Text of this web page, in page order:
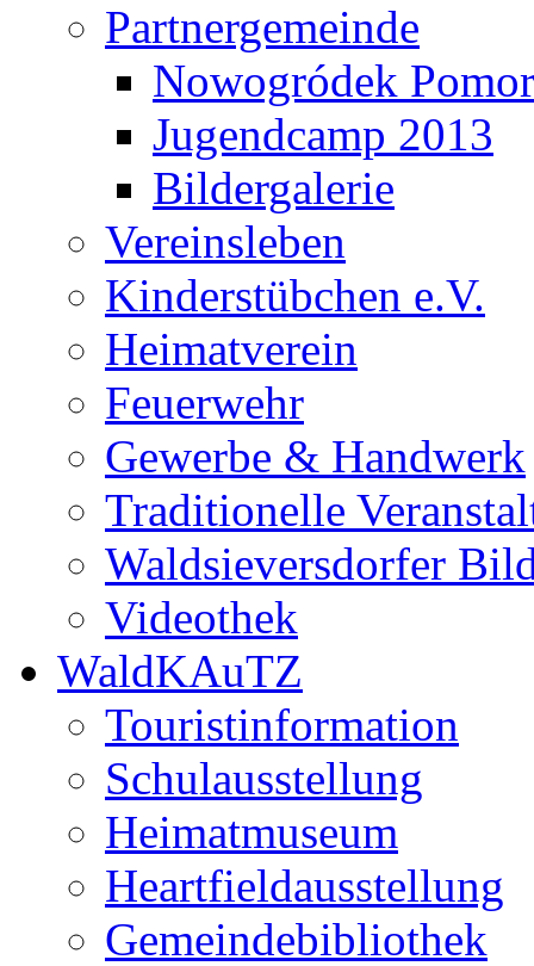
Partnergemeinde
Nowogródek
Jugendcamp 2013
Bildergalerie
Vereinsleben
Kinderstübchen e.V.
Heimatverein
Feuerwehr
Gewerbe & Handwerk
Traditionelle
Waldsieversdorfer
Videothek
WaldKAuTZ
Touristinformation
Schulausstellung
Heimatmuseum
Heartfieldausstellung
Gemeindebibliothek